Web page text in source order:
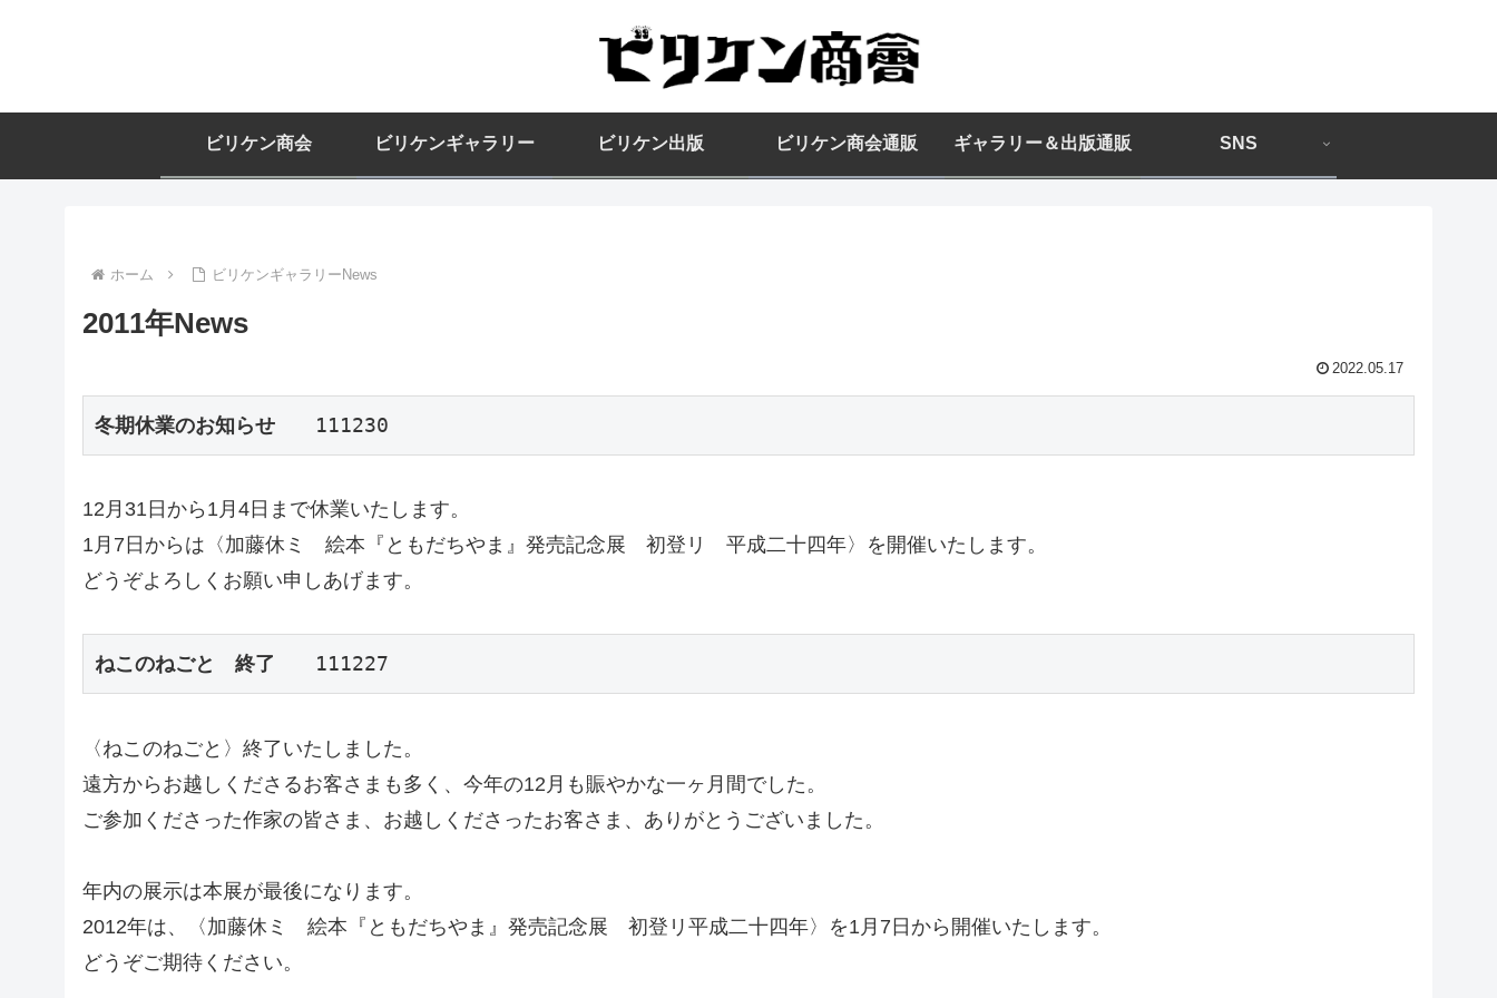
ビリケン商会 ビリケンギャラリー ビリケン出版 ビリケン商会通販 ギャラリー＆出版通販 SNS
ホーム ビリケンギャラリーNews
2011年News
2022.05.17
冬期休業のお知らせ 111230
12月31日から1月4日まで休業いたします。
1月7日からは〈加藤休ミ 絵本『ともだちやま』発売記念展 初登リ 平成二十四年〉を開催いたします。
どうぞよろしくお願い申しあげます。
ねこのねごと　終了 111227
〈ねこのねごと〉終了いたしました。
遠方からお越しくださるお客さまも多く、今年の12月も賑やかな一ヶ月間でした。
ご参加くださった作家の皆さま、お越しくださったお客さま、ありがとうございました。
年内の展示は本展が最後になります。
2012年は、〈加藤休ミ 絵本『ともだちやま』発売記念展 初登リ平成二十四年〉を1月7日から開催いたします。
どうぞご期待ください。